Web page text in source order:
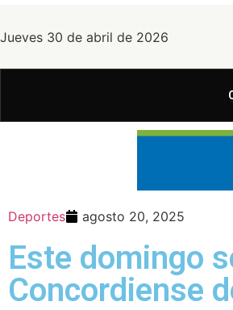
Jueves 30 de abril de 2026
Deportes agosto 20, 2025
Este domingo
Concordiense